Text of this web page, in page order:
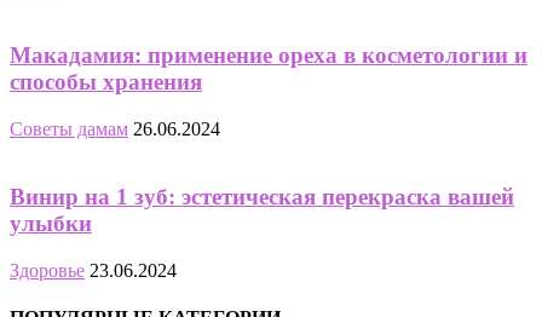
Макадамия: применение ореха в косметологии и
способы хранения
Советы дамам 26.06.2024
Винир на 1 зуб: эстетическая перекраска вашей
улыбки
Здоровье 23.06.2024